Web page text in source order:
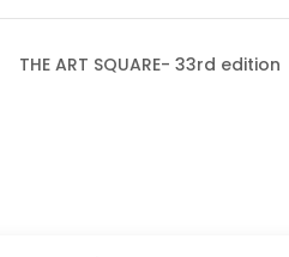
THE ART SQUARE- 33rd edition